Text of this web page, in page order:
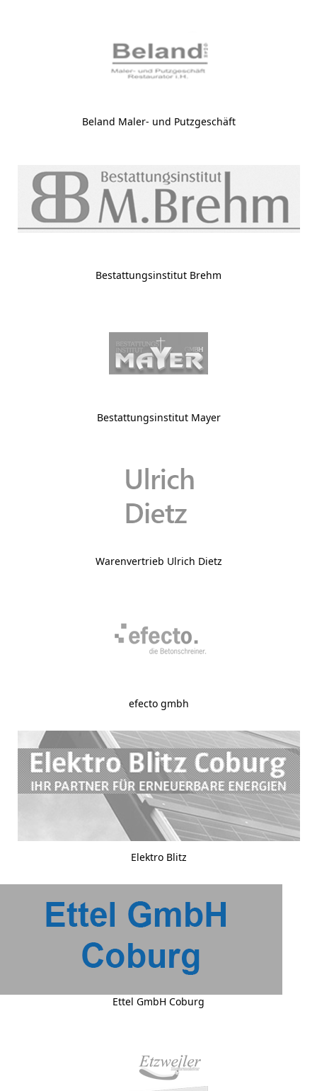
Beland Maler- und Putzgeschäft
Bestattungsinstitut Brehm
Bestattungsinstitut Mayer
Warenvertrieb Ulrich Dietz
efecto gmbh
Elektro Blitz
Ettel GmbH Coburg